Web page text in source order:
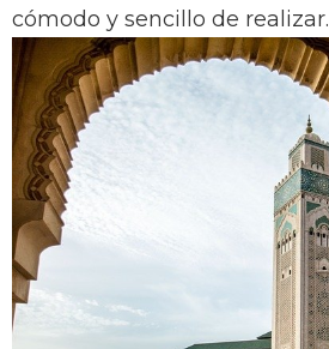
cómodo y sencillo de realizar.